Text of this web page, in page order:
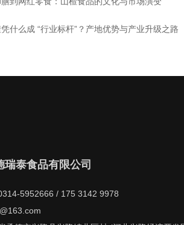
什么成 “行业标杆”？产地优势与产业升级之路
瑞泰食品有限公司
5952666 / 175 3142 9978